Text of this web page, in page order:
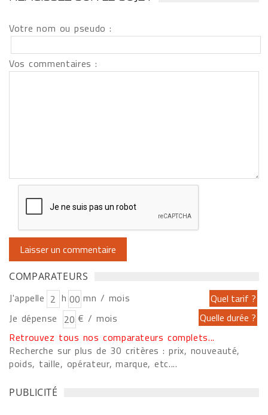
Votre nom ou pseudo :
Vos commentaires :
COMPARATEURS
J'appelle h
mn / mois
Je dépense
€ / mois
Retrouvez tous nos comparateurs complets...
Recherche sur plus de 30 critères : prix, nouveauté,
poids, taille, opérateur, marque, etc....
PUBLICITÉ